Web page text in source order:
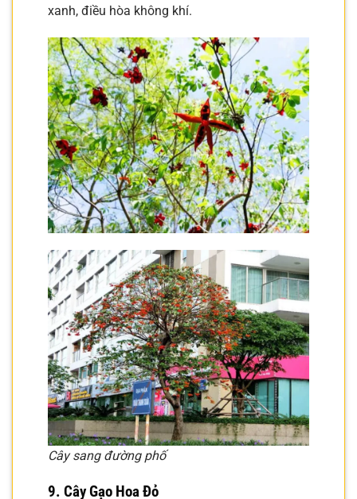
xanh, điều hòa không khí.
Cây sang đường phố
9. Cây Gạo Hoa Đỏ